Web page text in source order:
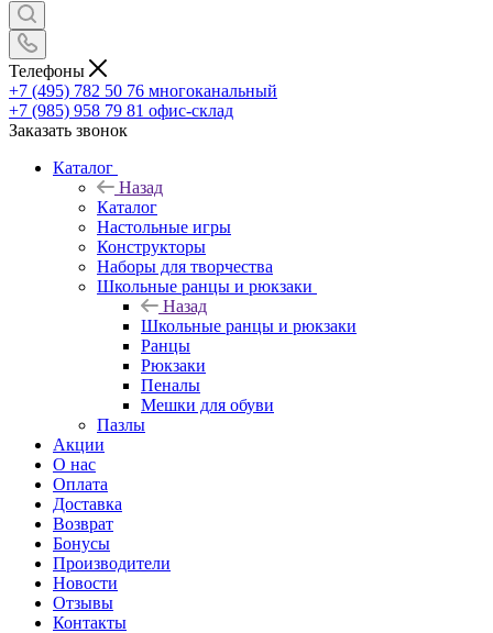
Телефоны
+7 (495) 782 50 76 многоканальный
+7 (985) 958 79 81 офис-склад
Заказать звонок
Каталог
Назад
Каталог
Настольные игры
Конструкторы
Наборы для творчества
Школьные ранцы и рюкзаки
Назад
Школьные ранцы и рюкзаки
Ранцы
Рюкзаки
Пеналы
Мешки для обуви
Пазлы
Акции
О нас
Оплата
Доставка
Возврат
Бонусы
Производители
Новости
Отзывы
Контакты